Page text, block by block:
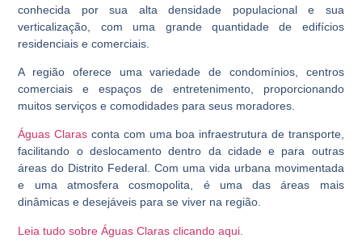
conhecida por sua alta densidade populacional e sua
verticalização, com uma grande quantidade de edifícios
residenciais e comerciais.
A região oferece uma variedade de condomínios, centros
comerciais e espaços de entretenimento, proporcionando
muitos serviços e comodidades para seus moradores.
Águas Claras conta com uma boa infraestrutura de transporte,
facilitando o deslocamento dentro da cidade e para outras
áreas do Distrito Federal. Com uma vida urbana movimentada
e uma atmosfera cosmopolita, é uma das áreas mais
dinâmicas e desejáveis para se viver na região.
Leia tudo sobre Águas Claras clicando aqui.